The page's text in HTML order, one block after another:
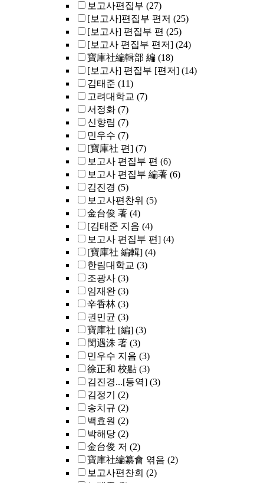
보고사편집부 (27)
[보고사]편집부 편저 (25)
[보고사] 편집부 편 (25)
[보고사 편집부 편저] (24)
寶庫社編輯部 編 (18)
[보고사] 편집부 [편저] (14)
김태준 (11)
고려대학교 (7)
서정화 (7)
신향림 (7)
민우수 (7)
[寶庫社 편] (7)
보고사 편집부 편 (6)
보고사 편집부 編著 (6)
김진경 (5)
보고사편찬위 (5)
金台俊 著 (4)
[김태준 지음 (4)
보고사 편집부 편] (4)
[寶庫社 編輯] (4)
한림대학교 (3)
조광사 (3)
임재완 (3)
辛香林 (3)
권민균 (3)
寶庫社 [編] (3)
閔遇洙 著 (3)
민우수 지음 (3)
徐正和 校點 (3)
김진경...[등역] (3)
김정기
(2)
송치규 (2)
백효원 (2)
박해당 (2)
金台俊 저 (2)
寶庫社編纂會 엮음 (2)
보고사편찬회 (2)